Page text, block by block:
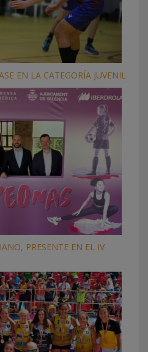
EN LA CATEGORÍA JUVENIL
PRESENTE EN EL IV